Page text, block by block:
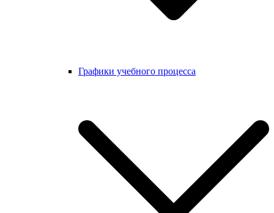
Графики учебного процесса